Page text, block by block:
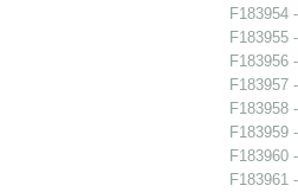
F183954
F183955
F183956
F183957
F183958
F183959
F183960
F183961